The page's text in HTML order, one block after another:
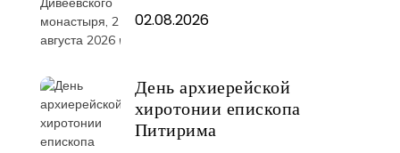
02.08.2026
День архиерейской
хиротонии епископа
Питирима